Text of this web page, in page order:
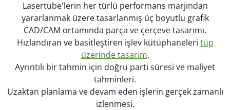
Lasertube'lerin her türlü performans marjından
yararlanmak üzere tasarlanmış üç boyutlu grafik
CAD/CAM ortamında parça ve çerçeve tasarımı.
Hızlandıran ve basitleştiren işlev kütüphaneleri tüp
üzeri̇nde tasarim.
Ayrıntılı bir tahmin için doğru parti süresi ve maliyet
tahminleri.
Uzaktan planlama ve devam eden işlerin gerçek zamanlı
izlenmesi.